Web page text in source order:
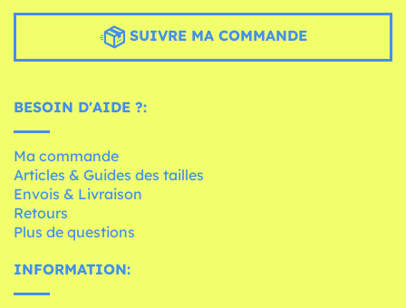
SUIVRE MA COMMANDE
BESOIN D'AIDE ?:
Ma commande
Articles & Guides des tailles
Envois & Livraison
Retours
Plus de questions
INFORMATION: